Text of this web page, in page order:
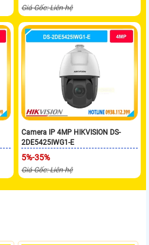
Giá Gốc: Liên hệ
Camera IP 4MP HIKVISION DS-
2DE5425IWG1-E
5%-35%
Giá Gốc: Liên hệ